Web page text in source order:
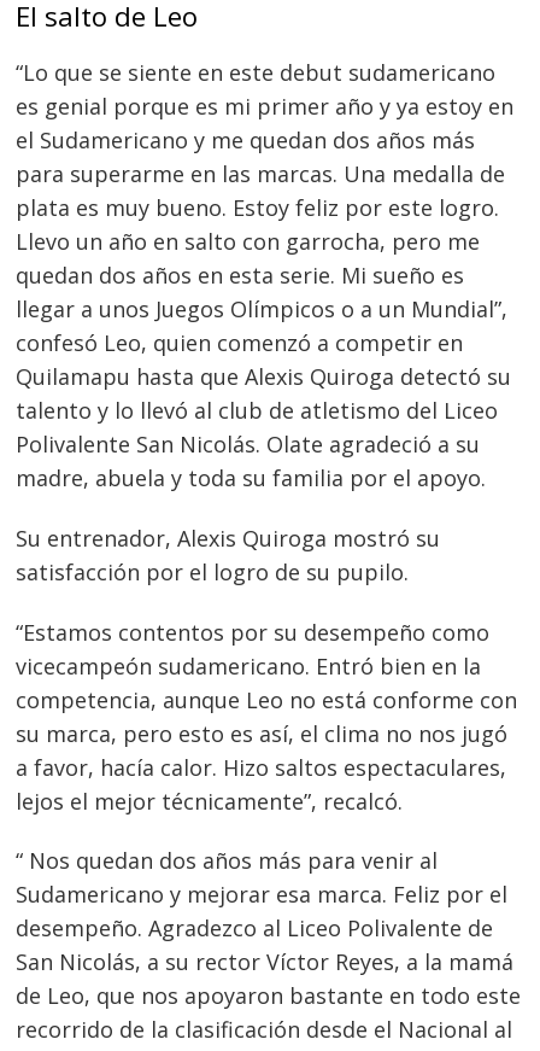
El salto de Leo
“Lo que se siente en este debut sudamericano
es genial porque es mi primer año y ya estoy en
el Sudamericano y me quedan dos años más
para superarme en las marcas. Una medalla de
plata es muy bueno. Estoy feliz por este logro.
Llevo un año en salto con garrocha, pero me
quedan dos años en esta serie. Mi sueño es
llegar a unos Juegos Olímpicos o a un Mundial”,
confesó Leo, quien comenzó a competir en
Quilamapu hasta que Alexis Quiroga detectó su
talento y lo llevó al club de atletismo del Liceo
Polivalente San Nicolás. Olate agradeció a su
madre, abuela y toda su familia por el apoyo.
Su entrenador, Alexis Quiroga mostró su
satisfacción por el logro de su pupilo.
“Estamos contentos por su desempeño como
vicecampeón sudamericano. Entró bien en la
competencia, aunque Leo no está conforme con
su marca, pero esto es así, el clima no nos jugó
a favor, hacía calor. Hizo saltos espectaculares,
lejos el mejor técnicamente”, recalcó.
“ Nos quedan dos años más para venir al
Sudamericano y mejorar esa marca. Feliz por el
desempeño. Agradezco al Liceo Polivalente de
San Nicolás, a su rector Víctor Reyes, a la mamá
de Leo, que nos apoyaron bastante en todo este
recorrido de la clasificación desde el Nacional al